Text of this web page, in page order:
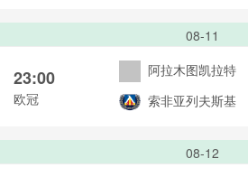
08-11
23:00
欧冠
阿拉木图凯拉特
索非亚列夫斯基
08-12